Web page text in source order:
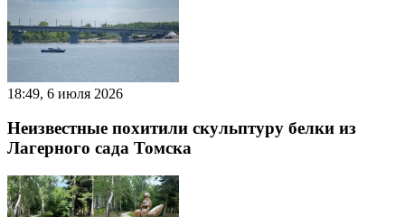
18:49, 6 июля 2026
Неизвестные похитили скульптуру белки из
Лагерного сада Томска